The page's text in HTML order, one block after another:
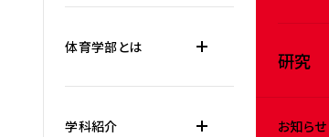
研究
お知らせ
体育学部とは
学科紹介